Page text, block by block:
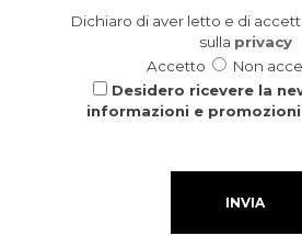
Dichiaro di aver letto e di
sulla privacy
Accetto
Non
Desidero ricevere la
informazioni e